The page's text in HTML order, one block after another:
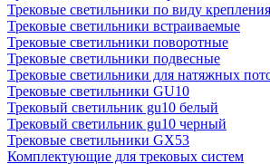
Трековые светильники по виду крепления
Трековые светильники встраиваемые
Трековые светильники поворотные
Трековые светильники подвесные
Трековые светильники для натяжных
Трековые светильники GU10
Трековый светильник gu10 белый
Трековый светильник gu10 черный
Трековые светильники GX53
Комплектующие для трековых систем